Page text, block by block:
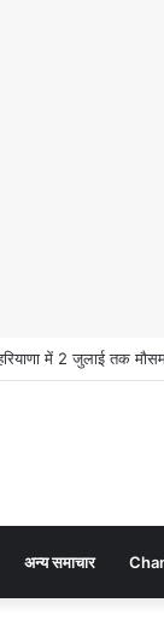
में 2 जुलाई तक मौसम
अन्य समाचार